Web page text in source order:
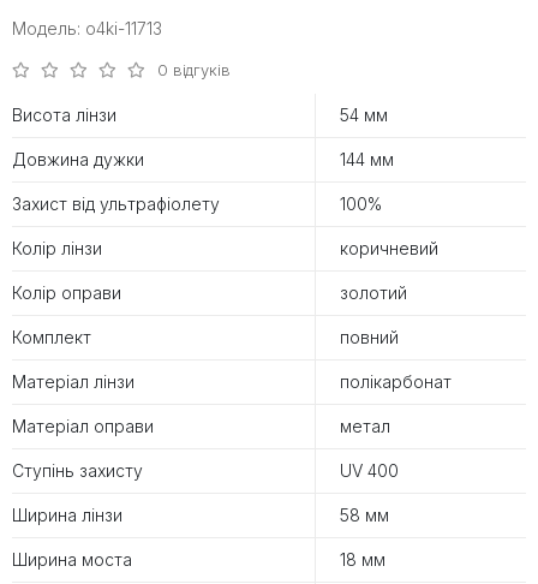
Модель: o4ki-11713
0 відгуків
Висота лінзи 54 мм
Довжина дужки 144 мм
Захист від ультрафіолету 100%
Колір лінзи коричневий
Колір оправи золотий
Комплект повний
Матеріал лінзи полікарбонат
Матеріал оправи метал
Ступінь захисту UV 400
Ширина лінзи 58 мм
Ширина моста 18 мм